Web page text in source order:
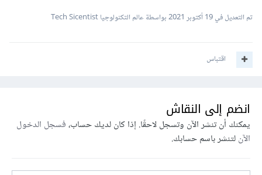
تم التعديل في19 أكتوبر 2021 بواسطة عالم التكنولوجيا Tech Sicentist
اقتباس
انضم إلى النقاش
يمكنك أن تنشر الآن وتسجل لاحقًا. إذا كان لديك حساب،فسجل الدخول
الآنلتنشر باسم حسابك.